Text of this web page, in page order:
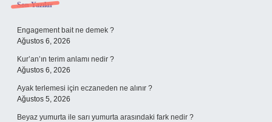
Sidebar
Son Yazılar
Engagement bait ne demek ?
Ağustos 6, 2026
Kur’an’ın terim anlamı nedir ?
Ağustos 6, 2026
Ayak terlemesi için eczaneden ne alınır ?
Ağustos 5, 2026
Beyaz yumurta ile sarı yumurta arasındaki fark nedir ?